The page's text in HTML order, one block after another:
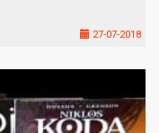
27-07-2018